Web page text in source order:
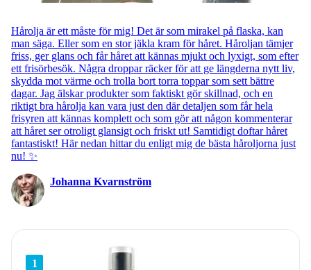
Hårolja är ett måste för mig! Det är som mirakel på flaska, kan
man säga. Eller som en stor jäkla kram för håret. Håroljan tämjer
friss, ger glans och får håret att kännas mjukt och lyxigt, som efter
ett frisörbesök. Några droppar räcker för att ge längderna nytt liv,
skydda mot värme och trolla bort torra toppar som sett bättre
dagar. Jag älskar produkter som faktiskt gör skillnad, och en
riktigt bra hårolja kan vara just den där detaljen som får hela
frisyren att kännas komplett och som gör att någon kommenterar
att håret ser otroligt glansigt och friskt ut! Samtidigt doftar håret
fantastiskt! Här nedan hittar du enligt mig de bästa håroljorna just
nu! ✨
Johanna Kvarnström
1